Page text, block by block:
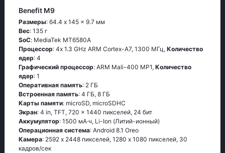
Benefit M9
Размеры: 64.4 x 145 x 9.7 мм
Вес: 135 г
SoC: МеdiаТеk МТ6580А
Процессор: 4х 1.3 GНz АRМ Соrtех-А7, 1300 МГц, Количество
ядер: 4
Графический процессор: ARM Mali-400 MP1, Количество
ядер: 1
Оперативная память: 2 ГБ
Встроенная память: 4 ГБ, 8 ГБ
Карты памяти: microSD, microSDHC
Экран: 4 in, TFT, 720 x 1440 пикселей, 24 бит
Аккумулятор: 1500 мА·ч, Li-Ion (Литий-ионный)
Oперационная система: Аndrоid 8.1 Оrео
Камера: 2592 x 2448 пикселей, 1280 x 1080 пикселей, 30
кадров/сек